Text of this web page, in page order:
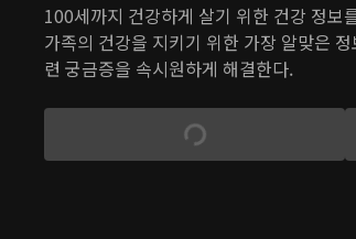
100세까지 건강하게 살기 위한 건강 정보
가족의 건강을 지키기 위한 가장 알맞은
련 궁금증을 속시원하게 해결한다.